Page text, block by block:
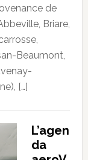
de
Briare,
Beaumont,
[…]
L’agen
da